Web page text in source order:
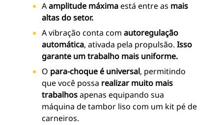
Aamplitude máxima está entre as mais
altas do setor.
A vibração conta com autoregulação
automática, ativada pela propulsão. Isso
garante um trabalho mais uniforme.
O para-choque é universal, permitindo
que você possa realizar muito mais
trabalhosapenas equipando sua
máquina de tambor liso com um kit pé de
carneiros.